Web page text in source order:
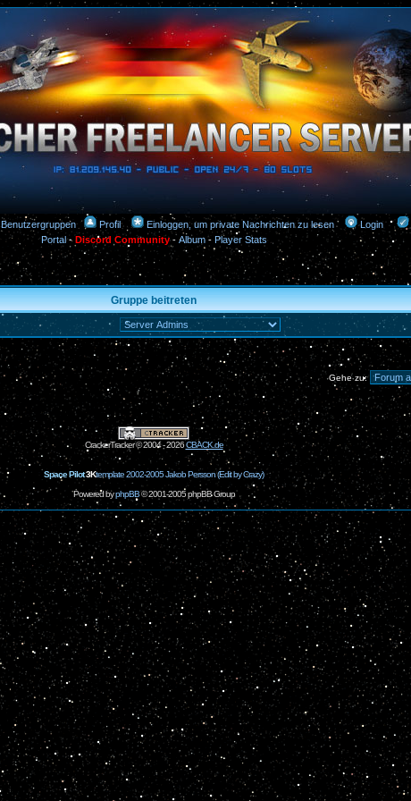
Benutzergruppen Profil Einloggen, um private Nachrichten zu lesen Login
Portal-Discord Community- Album- Player Stats
Gruppe beitreten
Gehe zu:
CrackerTracker © 2004 - 2026CBACK.de
Space Pilot3Ktemplate 2002-2005 Jakob Persson (Edit by Crazy)
Powered byphpBB© 2001-2005 phpBB Group